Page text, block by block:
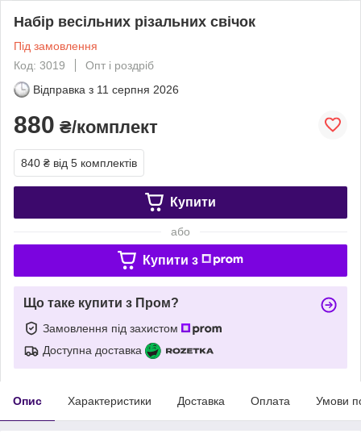
Набір весільних різальних свічок
Під замовлення
Код: 3019
Опт і роздріб
Відправка з 11 серпня 2026
880 ₴/комплект
840 ₴ від 5 комплектів
Купити
або
Купити з
Що таке купити з Пром?
Замовлення під захистом
Доступна доставка
Опис Характеристики Доставка Оплата Умови